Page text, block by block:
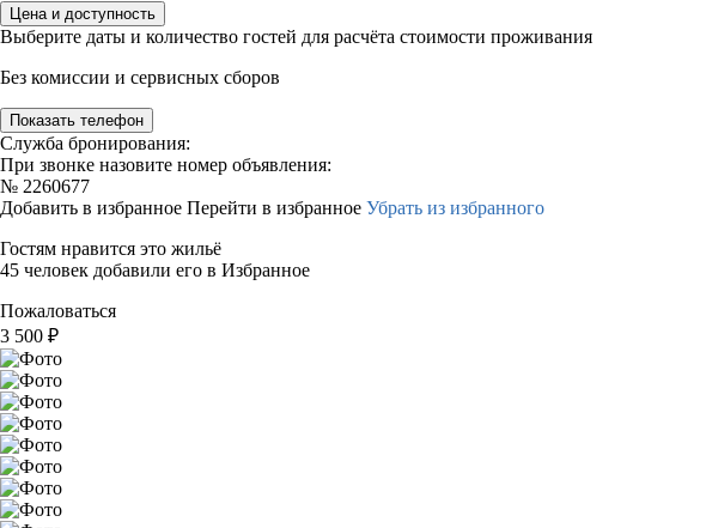
Цена и доступность
Выберите даты и количество гостей для расчёта стоимости проживания
Без комиссии и сервисных сборов
Показать телефон
Служба бронирования:
При звонке назовите номер объявления:
№ 2260677
Добавить в избранное Перейти в избранное Убрать из избранного
Гостям нравится это жильё
45 человек добавили его в Избранное
Пожаловаться
3 500 ₽